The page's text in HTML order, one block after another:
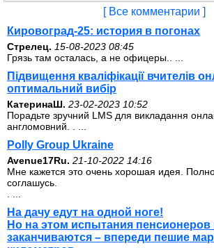
[ Все комментарии ]
Кировоград-25: история в погонах
Стрелец. 15-08-2023 08:45
Грязь там осталась, а не офицеры.. ...
Підвищення кваліфікації вчителів
оптимальний вибір
КатеринаШ. 23-02-2023 10:52
Порадьте зручний LMS для викладання
англомовний. . ...
Polly Group Ukraine
Avenue17Ru. 21-10-2022 14:16
Мне кажется это очень хорошая идея.
соглашусь.
На дачу едут на одной ноге!
Но на этом испытания пенсионеров
заканчиваются – впереди пешие